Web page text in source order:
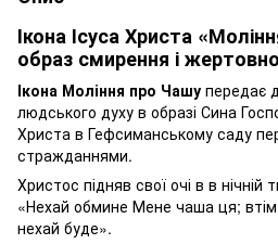
Ікона Ісуса Христа
образ смирення і
Ікона Моління про Чашу передає
людського духу в образі Сина
Христа в Гефсиманському саду
стражданнями.
Христос підняв свої очі в в
«Нехай обмине Мене чаша ця;
нехай буде».